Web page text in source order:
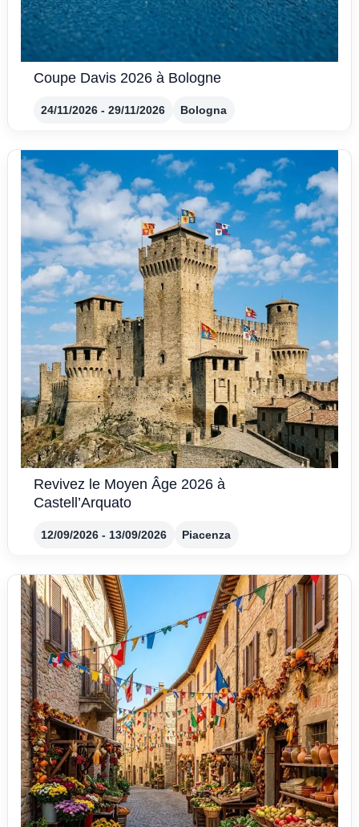
Coupe Davis 2026 à Bologne
24/11/2026 - 29/11/2026 Bologna
Revivez le Moyen Âge 2026 à
Castell’Arquato
12/09/2026 - 13/09/2026 Piacenza